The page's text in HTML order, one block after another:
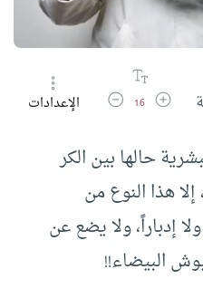
زيادة حجم الخط
16 تقليل حجم الخط
الإعدادات
حالها بين الكر
إلا هذا النوع من
إدباراً، ولا يضع عن
البيضاء!!